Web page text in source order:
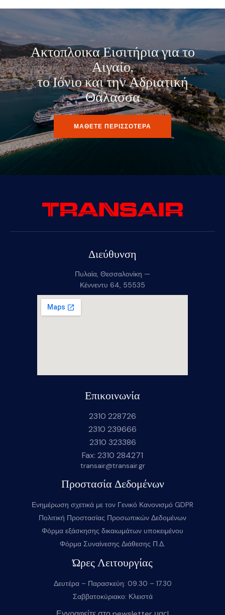
Ακτοπλοικα Εισιτήρια για το
Αιγαίο,
το Ιόνιο και την Αδριατική
Θάλασσα
ΜΑΘΕΤΕ ΠΕΡΙΣΣΟΤΕΡΑ
Διεύθυνση
Πυλαία, Θεσσαλονίκη —
Κέννεντυ 64, 55535
Επικοινωνία
2310 228726
2310 239666
2310 323386
Fax: 2310 284271
transair@transair.gr
Προστασία Δεδομένων
Ενημέρωση σχετικά με τον Γενικό Κανονισμό GDPR
Πολιτική Προστασίας Προσωπικών Δεδομένων
Φόρμα εξάσκησης δικαιωμάτων υποκειμένου
Φόρμα Συναίνεσης Διάθεσης Π.Δ.
Ώρες Λειτουργίας
Δευτέρα – Παρασκεύη: 09.30 – 17.30
Σαββατοκύριακο: Κλειστά